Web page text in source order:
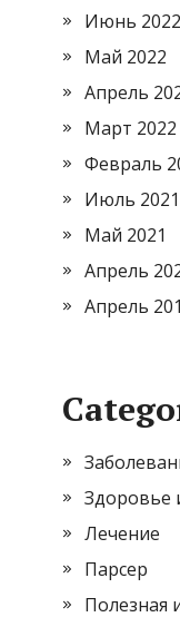
Июнь 2022
Май 2022
Апрель
Март 2022
Февраль
Июль 2021
Май 2021
Апрель
Апрель
Здоровье
Лечение
Парсер
Полезная